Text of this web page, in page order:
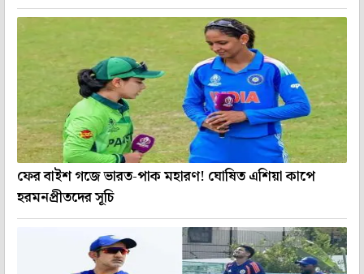
ফের বাইশ গজে ভারত-পাক মহারণ! ঘোষিত এশিয়া কাপে
হরমনপ্রীতদের সূচি